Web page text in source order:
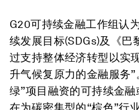
G20可持续金融工作组认为
续发展目标(SDGs)及《巴
过支持整体经济转型以实
升气候复原力的金融服务
绿”项目融资的可持续金
在为碳密集型的“棕色”行